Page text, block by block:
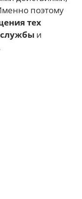
поэтому
тех
и